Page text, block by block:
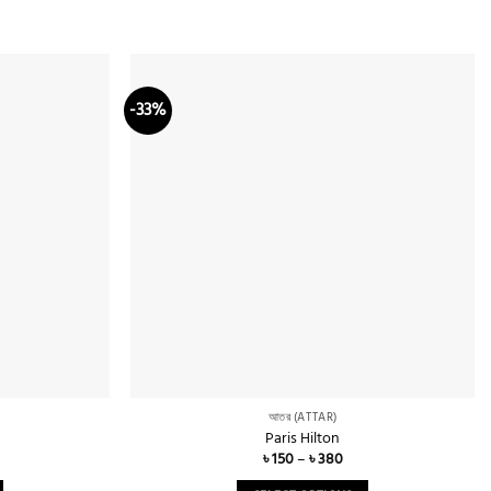
-33%
আতর (ATTAR)
Paris Hilton
৳150–৳380Price